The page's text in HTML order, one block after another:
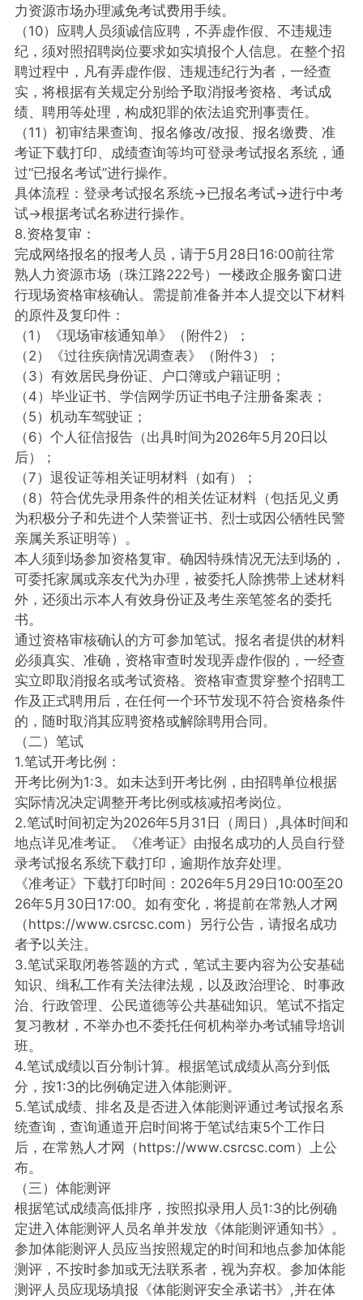
力资源市场办理减免考试费用手续。
（10）应聘人员须诚信应聘，不弄虚作假、不违规违
纪，须对照招聘岗位要求如实填报个人信息。在整个招
聘过程中，凡有弄虚作假、违规违纪行为者，一经查
实，将根据有关规定分别给予取消报考资格、考试成
绩、聘用等处理，构成犯罪的依法追究刑事责任。
（11）初审结果查询、报名修改/改报、报名缴费、准
考证下载打印、成绩查询等均可登录考试报名系统，通
过“已报名考试”进行操作。
具体流程：登录考试报名系统→已报名考试→进行中考
试→根据考试名称进行操作。
8.资格复审：
完成网络报名的报考人员，请于5月28日16:00前往常
熟人力资源市场（珠江路222号）一楼政企服务窗口进
行现场资格审核确认。需提前准备并本人提交以下材料
的原件及复印件：
（1）《现场审核通知单》（附件2）；
（2）《过往疾病情况调查表》（附件3）；
（3）有效居民身份证、户口簿或户籍证明；
（4）毕业证书、学信网学历证书电子注册备案表；
（5）机动车驾驶证；
（6）个人征信报告（出具时间为2026年5月20日以
后）；
（7）退役证等相关证明材料（如有）；
（8）符合优先录用条件的相关佐证材料（包括见义勇
为积极分子和先进个人荣誉证书、烈士或因公牺牲民警
亲属关系证明等）。
本人须到场参加资格复审。确因特殊情况无法到场的，
可委托家属或亲友代为办理，被委托人除携带上述材料
外，还须出示本人有效身份证及考生亲笔签名的委托
书。
通过资格审核确认的方可参加笔试。报名者提供的材料
必须真实、准确，资格审查时发现弄虚作假的，一经查
实立即取消报名或考试资格。资格审查贯穿整个招聘工
作及正式聘用后，在任何一个环节发现不符合资格条件
的，随时取消其应聘资格或解除聘用合同。
（二）笔试
1.笔试开考比例：
开考比例为1:3。如未达到开考比例，由招聘单位根据
实际情况决定调整开考比例或核减招考岗位。
2.笔试时间初定为2026年5月31日（周日）,具体时间和
地点详见准考证。《准考证》由报名成功的人员自行登
录考试报名系统下载打印，逾期作放弃处理。
《准考证》下载打印时间：2026年5月29日10:00至20
26年5月30日17:00。如有变化，将提前在常熟人才网
（https://www.csrcsc.com）另行公告，请报名成功
者予以关注。
3.笔试采取闭卷答题的方式，笔试主要内容为公安基础
知识、缉私工作有关法律法规，以及政治理论、时事政
治、行政管理、公民道德等公共基础知识。笔试不指定
复习教材，不举办也不委托任何机构举办考试辅导培训
班。
4.笔试成绩以百分制计算。根据笔试成绩从高分到低
分，按1:3的比例确定进入体能测评。
5.笔试成绩、排名及是否进入体能测评通过考试报名系
统查询，查询通道开启时间将于笔试结束5个工作日
后，在常熟人才网（https://www.csrcsc.com）上公
布。
（三）体能测评
根据笔试成绩高低排序，按照拟录用人员1:3的比例确
定进入体能测评人员名单并发放《体能测评通知书》。
参加体能测评人员应当按照规定的时间和地点参加体能
测评，不按时参加或无法联系者，视为弃权。参加体能
测评人员应现场填报《体能测评安全承诺书》,并在体